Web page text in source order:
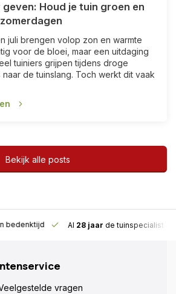
Houd je tuin groen en
juli brengen volop zon en warmte
voor de bloei, maar een uitdaging
tuiniers grijpen tijdens droge
de tuinslang. Toch werkt dit vaak
Bekijk alle posts
bedenktijd Al 28 jaar de tuinspecialist
vragen